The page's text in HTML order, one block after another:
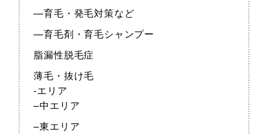
—育毛・発毛対策など
—育毛剤・育毛シャンプー
脂漏性脱毛症
薄毛・抜け毛
-エリア
–中エリア
–東エリア